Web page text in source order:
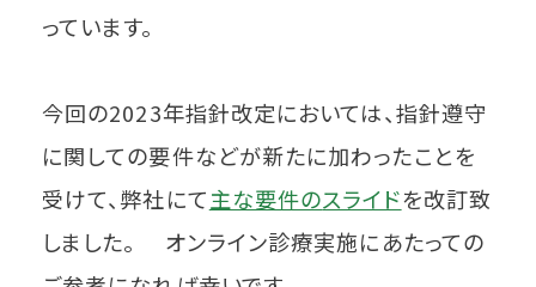
っています。
今回の2023年指針改定においては、指針遵守
に関しての要件などが新たに加わったことを
受けて、弊社にて主な要件のスライドを改訂致
しました。 オンライン診療実施にあたっての